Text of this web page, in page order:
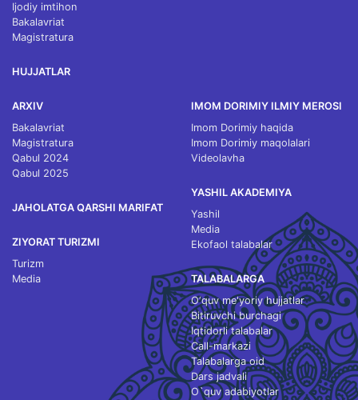
Ijodiy imtihon
Bakalavriat
Magistratura
HUJJATLAR
ARXIV
Bakalavriat
Magistratura
Qabul 2024
Qabul 2025
JAHOLATGA QARSHI MARIFAT
ZIYORAT TURIZMI
Turizm
Media
IMOM DORIMIY ILMIY MEROSI
Imom Dorimiy haqida
Imom Dorimiy maqolalari
Videolavha
YASHIL AKADEMIYA
Yashil
Media
Ekofaol talabalar
TALABALARGA
O‘quv me'yoriy hujjatlar
Bitiruvchi burchagi
Iqtidorli talabalar
Call-markazi
Talabalarga oid
Dars jadvali
O`quv adabiyotlar